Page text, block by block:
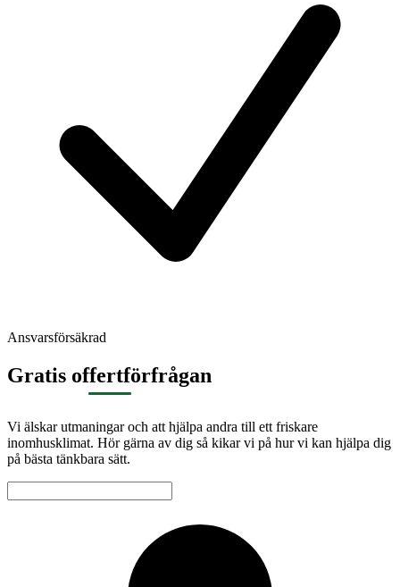
Ansvarsförsäkrad
Gratis offertförfrågan
Vi älskar utmaningar och att hjälpa andra till ett friskare
inomhusklimat. Hör gärna av dig så kikar vi på hur vi kan hjälpa dig
på bästa tänkbara sätt.